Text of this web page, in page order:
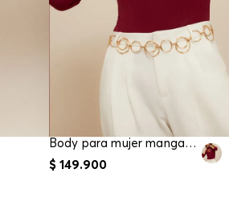
Body para mujer manga tres cuartos
$ 149.900